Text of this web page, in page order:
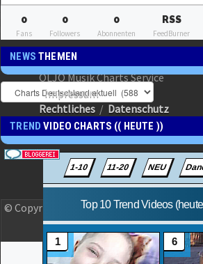
0
Fans
0
Followers
0
Abonnenten
RSS
FeedBurner
NEWSTHEMEN
TRENDVIDEO CHARTS (( HEUTE ))
OLJO Musik Charts Service
Impressum
Rechtliches / Datenschutz
© Copyright 2023 OLJO